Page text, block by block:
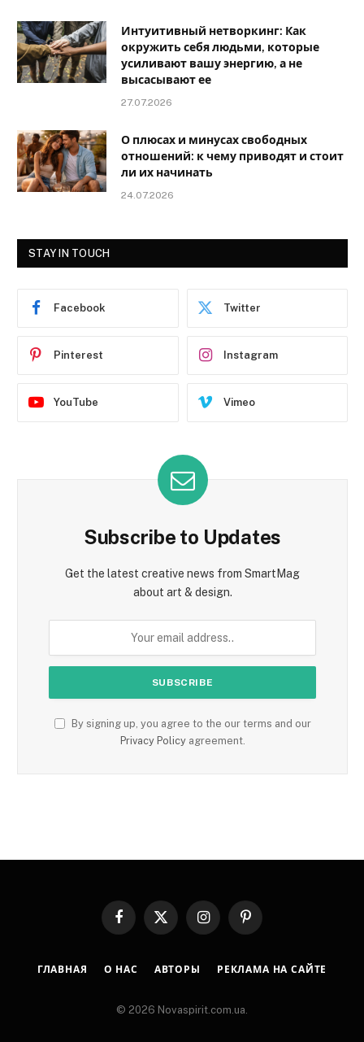
Интуитивный нетворкинг: Как
окружить себя людьми, которые
усиливают вашу энергию, а не
высасывают ее
27.07.2026
О плюсах и минусах свободных
отношений: к чему приводят и стоит
ли их начинать
24.07.2026
STAY IN TOUCH
Facebook Twitter
Pinterest Instagram
YouTube Vimeo
Subscribe to Updates
Get the latest creative news from SmartMag
about art & design.
By signing up, you agree to the our terms and our
Privacy Policyagreement.
Facebook
X
InstagramPinterest
ГЛАВНАЯ О НАС АВТОРЫ РЕКЛАМА НА САЙТЕ
© 2026 Novaspirit.com.ua.